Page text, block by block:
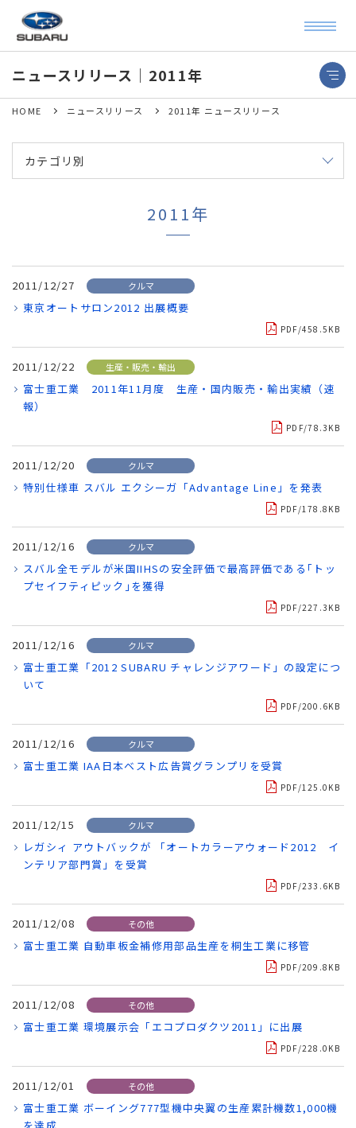
ニュースリリース｜2011年
HOME ニュースリリース 2011年 ニュースリリース
カテゴリ別
2011年
2011/12/27 クルマ
東京オートサロン2012 出展概要
PDF/458.5KB
2011/12/22 生産・販売・輸出
富士重工業 2011年11月度 生産・国内販売・輸出実績（速
報）
PDF/78.3KB
2011/12/20 クルマ
特別仕様車 スバル エクシーガ「Advantage Line」を発表
PDF/178.8KB
2011/12/16 クルマ
スバル全モデルが米国IIHSの安全評価で最高評価である｢トッ
プセイフティピック｣を獲得
PDF/227.3KB
2011/12/16 クルマ
富士重工業「2012 SUBARU チャレンジアワード」の設定につ
いて
PDF/200.6KB
2011/12/16 クルマ
富士重工業 IAA日本ベスト広告賞グランプリを受賞
PDF/125.0KB
2011/12/15 クルマ
レガシィ アウトバックが 「オートカラーアウォード2012 イ
ンテリア部門賞」を受賞
PDF/233.6KB
2011/12/08 その他
富士重工業 自動車板金補修用部品生産を桐生工業に移管
PDF/209.8KB
2011/12/08 その他
富士重工業 環境展示会「エコプロダクツ2011」に出展
PDF/228.0KB
2011/12/01 その他
富士重工業 ボーイング777型機中央翼の生産累計機数1,000機